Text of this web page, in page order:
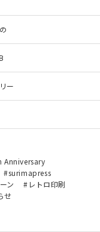
ー
Anniversary
surimapress
ン
レトロ印刷
せ